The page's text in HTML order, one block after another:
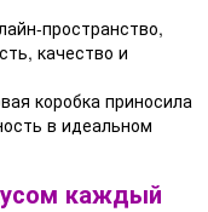
пространство,
качество и
коробка приносила
в идеальном
каждый